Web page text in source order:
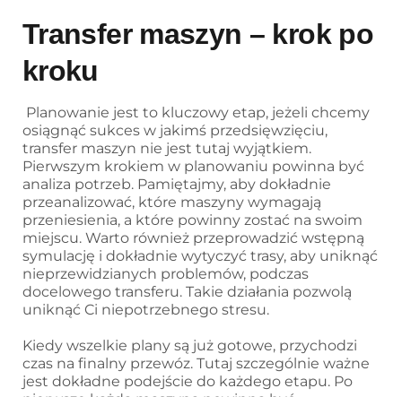
Transfer maszyn – krok po
kroku
Planowanie jest to kluczowy etap, jeżeli chcemy
osiągnąć sukces w jakimś przedsięwzięciu,
transfer maszyn nie jest tutaj wyjątkiem.
Pierwszym krokiem w planowaniu powinna być
analiza potrzeb. Pamiętajmy, aby dokładnie
przeanalizować, które maszyny wymagają
przeniesienia, a które powinny zostać na swoim
miejscu. Warto również przeprowadzić wstępną
symulację i dokładnie wytyczyć trasy, aby uniknąć
nieprzewidzianych problemów, podczas
docelowego transferu. Takie działania pozwolą
uniknąć Ci niepotrzebnego stresu.
Kiedy wszelkie plany są już gotowe, przychodzi
czas na finalny przewóz. Tutaj szczególnie ważne
jest dokładne podejście do każdego etapu. Po